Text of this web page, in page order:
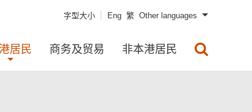
字型大小 Eng 繁 Other languages
居民 商务及贸易 非本港居民